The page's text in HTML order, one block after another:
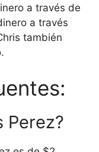
a través de
a través
también
Perez?